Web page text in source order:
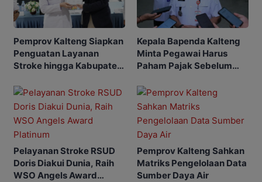
Pemprov Kalteng Siapkan
Penguatan Layanan
Stroke hingga Kabupaten
Kepala Bapenda Kalteng
Minta Pegawai Harus
Paham Pajak Sebelum
Pelayanan Stroke RSUD
Doris Diakui Dunia, Raih
WSO Angels Award
Pemprov Kalteng Sahkan
Matriks Pengelolaan Data
Sumber Daya Air